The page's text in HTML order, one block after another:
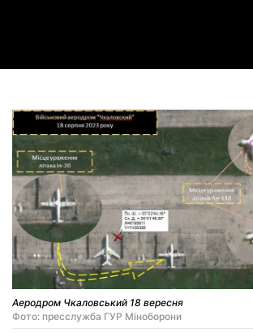
Аеродром Чкаловський 18 вересня
Фото: пресслужба ГУР Міноборони